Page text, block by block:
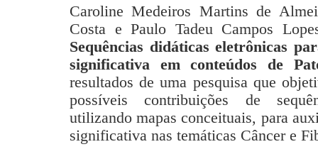
Caroline Medeiros Martins de
Costa e Paulo Tadeu Campos
Sequências didáticas eletrônicas
significativa em conteúdos de
resultados de uma pesquisa que
possíveis contribuições de
utilizando mapas conceituais, para
significativa nas temáticas Câncer e